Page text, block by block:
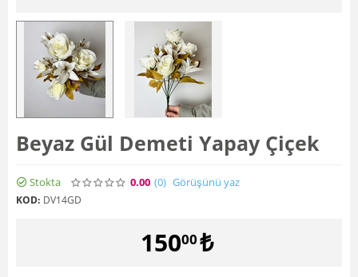
Beyaz Gül Demeti Yapay Çiçek
Stokta 0.00 (0) Görüşünü yaz
KOD: DV14GD
15000₺